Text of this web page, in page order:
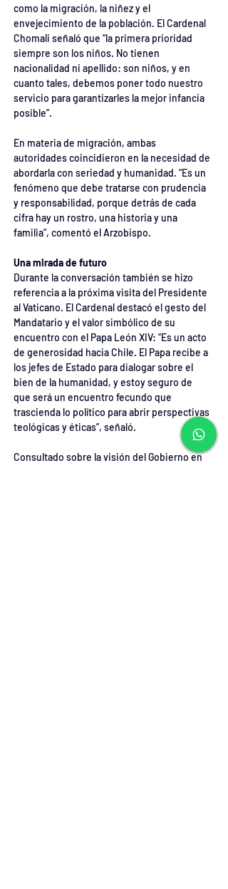
como la migración, la niñez y el
envejecimiento de la población. El Cardenal
Chomali señaló que “la primera prioridad
siempre son los niños. No tienen
nacionalidad ni apellido: son niños, y en
cuanto tales, debemos poner todo nuestro
servicio para garantizarles la mejor infancia
posible”.
En materia de migración, ambas
autoridades coincidieron en la necesidad de
abordarla con seriedad y humanidad. “Es un
fenómeno que debe tratarse con prudencia
y responsabilidad, porque detrás de cada
cifra hay un rostro, una historia y una
familia”, comentó el Arzobispo.
Una mirada de futuro
Durante la conversación también se hizo
referencia a la próxima visita del Presidente
al Vaticano. El Cardenal destacó el gesto del
Mandatario y el valor simbólico de su
encuentro con el Papa León XIV: “Es un acto
de generosidad hacia Chile. El Papa recibe a
los jefes de Estado para dialogar sobre el
bien de la humanidad, y estoy seguro de
que será un encuentro fecundo que
trascienda lo político para abrir perspectivas
teológicas y éticas”, señaló.
Consultado sobre la visión del Gobierno en